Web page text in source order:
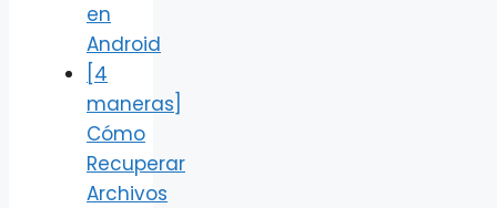
en
Android
[4
maneras]
Cómo
Recuperar
Archivos